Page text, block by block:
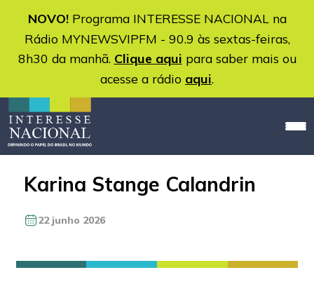
NOVO!Programa INTERESSE NACIONAL na
Rádio MYNEWSVIPFM - 90.9 às sextas-feiras,
8h30 da manhã. Clique aqui para saber mais ou
acesse a rádio aqui.
Karina Stange Calandrin
22 junho 2026